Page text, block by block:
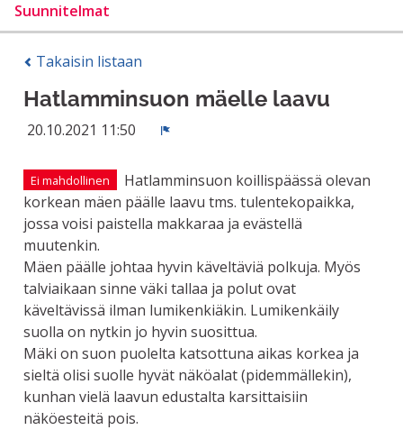
Suunnitelmat
Takaisin listaan
Hatlamminsuon mäelle laavu
20.10.2021 11:50
Ei mahdollinen
Hatlamminsuon koillispäässä olevan
korkean mäen päälle laavu tms. tulentekopaikka,
jossa voisi paistella makkaraa ja evästellä
muutenkin.
Mäen päälle johtaa hyvin käveltäviä polkuja. Myös
talviaikaan sinne väki tallaa ja polut ovat
käveltävissä ilman lumikenkiäkin. Lumikenkäily
suolla on nytkin jo hyvin suosittua.
Mäki on suon puolelta katsottuna aikas korkea ja
sieltä olisi suolle hyvät näköalat (pidemmällekin),
kunhan vielä laavun edustalta karsittaisiin
näköesteitä pois.